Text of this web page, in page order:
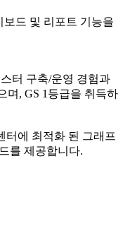
보드 및 리포트 기능을
터 구축/운영 경험과
며, GS 1등급을 취득하
터에 최적화 된 그래프
를 제공합니다.